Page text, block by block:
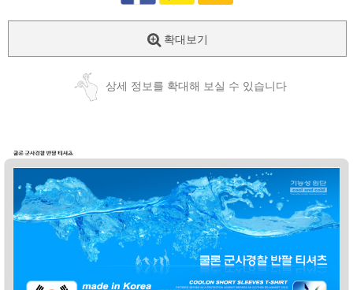
확대보기
상세 정보를 확대해 보실 수 있습니다